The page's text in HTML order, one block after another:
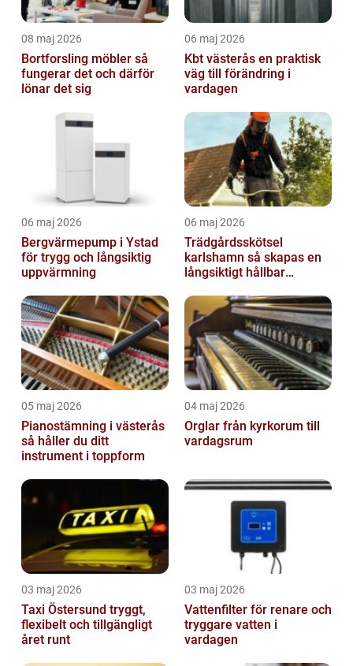
08 maj 2026
Bortforsling möbler så
fungerar det och därför
lönar det sig
06 maj 2026
Kbt västerås en praktisk
väg till förändring i
vardagen
06 maj 2026
Bergvärmepump i Ystad
för trygg och långsiktig
uppvärmning
06 maj 2026
Trädgårdsskötsel
karlshamn så skapas en
långsiktigt hållbar
05 maj 2026
Pianostämning i västerås
så håller du ditt
instrument i toppform
04 maj 2026
Orglar från kyrkorum till
vardagsrum
03 maj 2026
Taxi Östersund tryggt,
flexibelt och tillgängligt
året runt
03 maj 2026
Vattenfilter för renare och
tryggare vatten i
vardagen